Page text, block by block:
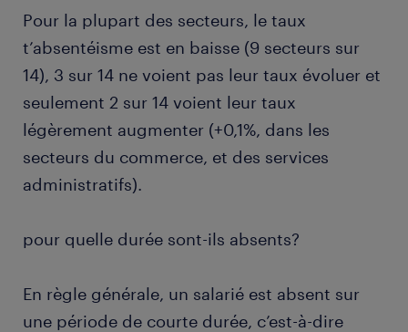
Pour la plupart des secteurs, le taux
t’absentéisme est en baisse (9 secteurs sur
14), 3 sur 14 ne voient pas leur taux évoluer et
seulement 2 sur 14 voient leur taux
légèrement augmenter (+0,1%, dans les
secteurs du commerce, et des services
administratifs).
pour quelle durée sont-ils absents?
En règle générale, un salarié est absent sur
une période de courte durée, c’est-à-dire